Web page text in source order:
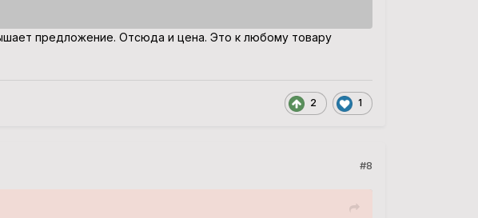
предложение. Отсюда и цена. Это к любому товару
2 1
#8